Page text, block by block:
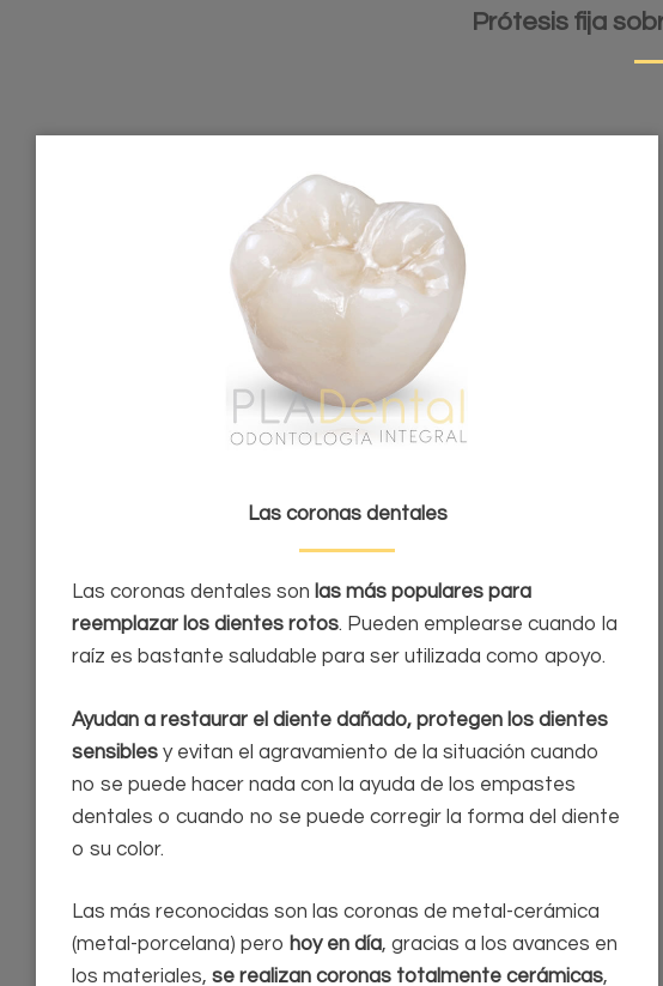
Prótesis fija
Las coronas dentales
Las coronas dentales son las más populares para
reemplazar los dientes rotos. Pueden emplearse cuando la
raíz es bastante saludable para ser utilizada como apoyo.
Ayudan a restaurar el diente dañado, protegen los dientes
sensibles y evitan el agravamiento de la situación cuando
no se puede hacer nada con la ayuda de los empastes
dentales o cuando no se puede corregir la forma del diente
o su color.
Las más reconocidas son las coronas de metal-cerámica
(metal-porcelana) pero hoy en día, gracias a los avances en
los materiales, se realizan coronas totalmente cerámicas,